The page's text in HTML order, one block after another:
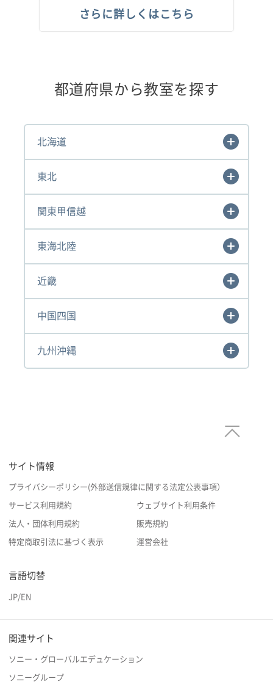
さらに詳しくはこちら
都道府県から教室を探す
北海道
東北
関東甲信越
東海北陸
近畿
中国四国
九州沖縄
サイト情報
プライバシーポリシー(外部送信規律に関する法定公表事項）
サービス利用規約 ウェブサイト利用条件
法人・団体利用規約 販売規約
特定商取引法に基づく表示 運営会社
言語切替
JP/EN
関連サイト
ソニー・グローバルエデュケーション
ソニーグループ